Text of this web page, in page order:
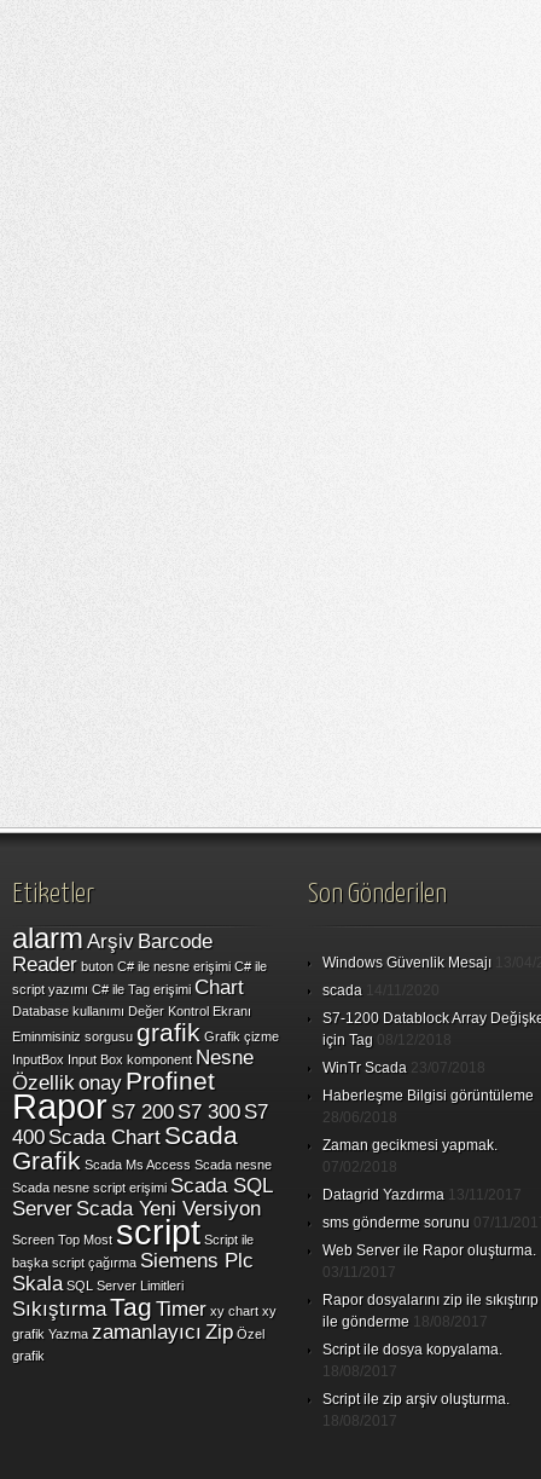
Etiketler
alarmArşiv Barcode
Reader buton C# ile nesne erişimi C# ile
script yazımı C# ile Tag erişimi Chart
Database kullanımı Değer Kontrol Ekranı
Eminmisiniz sorgusu grafik Grafik çizme
InputBox Input Box komponent Nesne
Özellikonay Profinet
Rapor S7 200 S7 300 S7
400 Scada Chart Scada
Grafik Scada Ms Access Scada nesne
Scada nesne script erişimi Scada SQL
Server Scada Yeni Versiyon
Screen Top Most script Script ile
başka script çağırma Siemens Plc
Skala SQL Server Limitleri
SıkıştırmaTag Timer xy chart xy
grafik Yazma zamanlayıcı Zip Özel
grafik
Son Gönderilen
Windows Güvenlik Mesajı
scada
S7-1200 Datablock Array
için Tag 08/12/2018
WinTr Scada 23/07/2018
Haberleşme Bilgisi görüntüleme
28/06/2018
Zaman gecikmesi yapmak.
07/02/2018
Datagrid Yazdırma 13/11/2017
sms gönderme sorunu 07/11/
Web Server ile Rapor oluşturma.
03/11/2017
Rapor dosyalarını zip ile
ile gönderme 18/08/2017
Script ile dosya kopyalama.
18/08/2017
Script ile zip arşiv oluşturma.
18/08/2017